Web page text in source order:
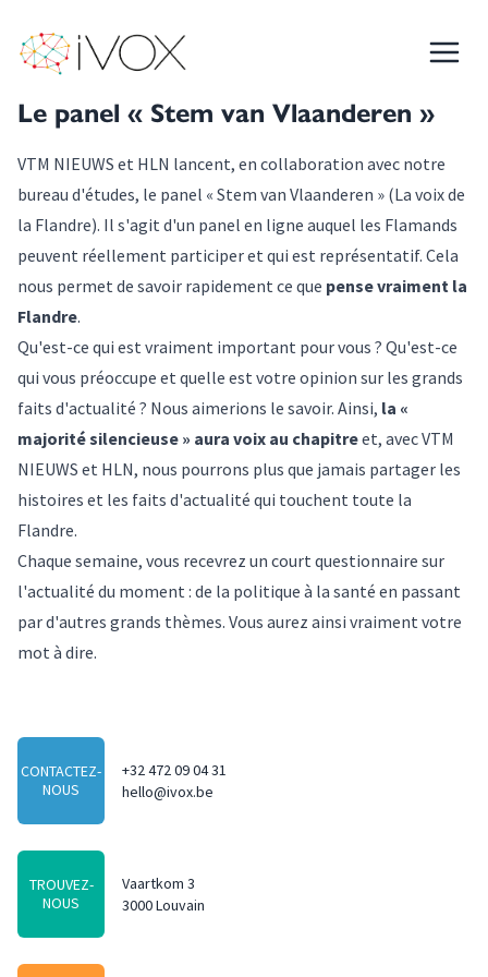
iVOX
Menu
Le panel « Stem van Vlaanderen »
VTM NIEUWS et HLN lancent, en collaboration avec notre
bureau d'études, le panel « Stem van Vlaanderen » (La voix de
la Flandre). Il s'agit d'un panel en ligne auquel les Flamands
peuvent réellement participer et qui est représentatif. Cela
nous permet de savoir rapidement ce que pense vraiment la
Flandre.
Qu'est-ce qui est vraiment important pour vous ? Qu'est-ce
qui vous préoccupe et quelle est votre opinion sur les grands
faits d'actualité ? Nous aimerions le savoir. Ainsi, la «
majorité silencieuse » aura voix au chapitreet, avec VTM
NIEUWS et HLN, nous pourrons plus que jamais partager les
histoires et les faits d'actualité qui touchent toute la
Flandre.
Chaque semaine, vous recevrez un court questionnaire sur
l'actualité du moment : de la politique à la santé en passant
par d'autres grands thèmes. Vous aurez ainsi vraiment votre
mot à dire.
CONTACTEZ-
NOUS
+32 472 09 04 31
hello@ivox.be
TROUVEZ-
NOUS
Vaartkom 3
3000 Louvain